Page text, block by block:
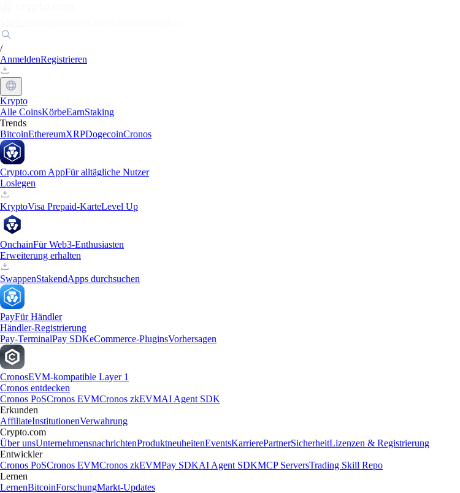
/
AnmeldenRegistrieren
Krypto
Alle CoinsKörbeEarnStaking
Trends
BitcoinEthereumXRPDogecoinCronos
Crypto.com AppFür alltägliche Nutzer
Loslegen
KryptoVisa Prepaid-KarteLevel Up
OnchainFür Web3-Enthusiasten
Erweiterung erhalten
SwappenStakendApps durchsuchen
PayFür Händler
Händler-Registrierung
Pay-TerminalPay SDKeCommerce-PluginsVorhersagen
CronosEVM-kompatible Layer 1
Cronos entdecken
Cronos PoSCronos EVMCronos zkEVMAI Agent SDK
Erkunden
AffiliateInstitutionenVerwahrung
Crypto.com
Über unsUnternehmensnachrichtenProduktneuheitenEventsKarrierePartnerSicherheitLizenzen & Registrierung
Entwickler
Cronos PoSCronos EVMCronos zkEVMPay SDKAI Agent SDKMCP ServersTrading Skill Repo
Lernen
LernenBitcoinForschungMarkt-Updates